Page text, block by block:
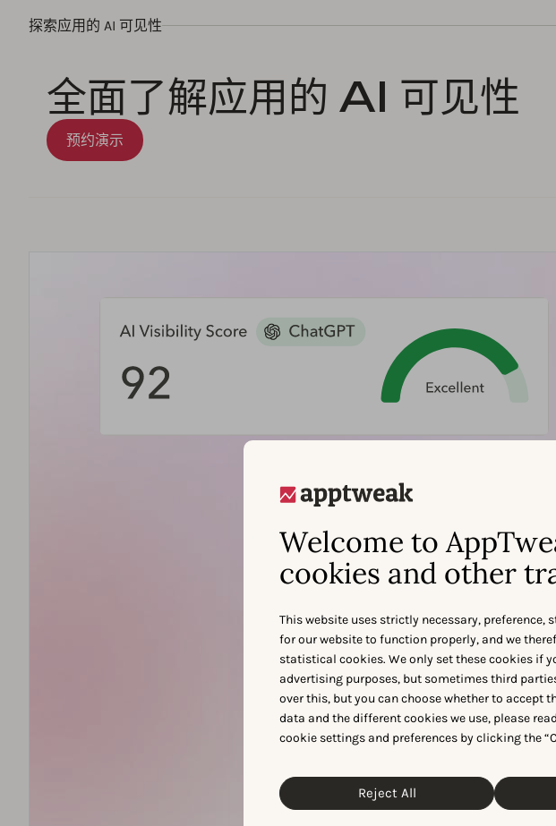
Welcome to
cookies and other
This website uses strictly necessary,
for our website to function properly, and we
statistical cookies. We only set these cookies if
advertising purposes, but sometimes third
over this, but you can choose whether to accept
data and the different cookies we use, please
cookie settings and preferences by clicking the
Reject All
探索应用的 AI 可见性
全面了解应用的 AI 可见性
预约演示